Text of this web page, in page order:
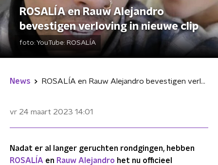
ROSALÍA en Rauw Alejandro
bevestigen verloving in nieuwe clip
foto: YouTube: ROSALÍA
News ROSALÍA en Rauw Alejandro bevestigen verloving in nieuwe clip
vr 24 maart 2023 14:01
Nadat er al langer geruchten rondgingen, hebben
ROSALÍA en Rauw Alejandro het nu officieel